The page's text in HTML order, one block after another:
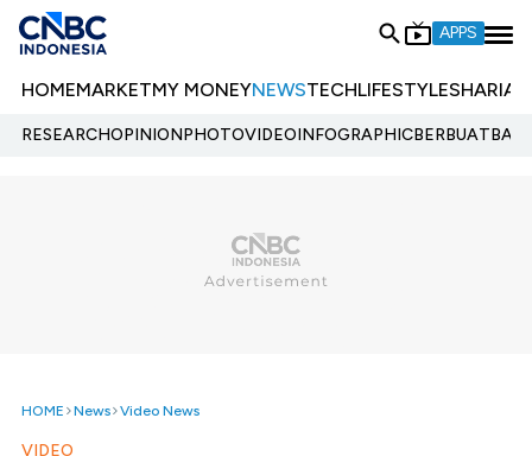
APPS
HOMEMARKETMY MONEYNEWSTECHLIFESTYLESHARIA
RESEARCHOPINIONPHOTOVIDEOINFOGRAPHIC
HOME News Video News
VIDEO